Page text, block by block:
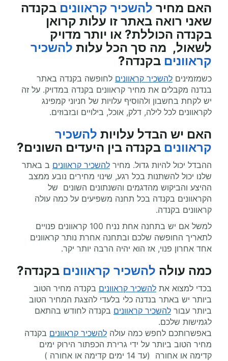
האם מחיר להשכיר קראוונים בקנדה
שאני רואה באתר זו עלות קרואן
בקנדה הכוללת? או יותר מדויק
לשאול, מה סך הכל עלות להשכיר
קראוונים בקנדה?
כשמזמינים להשכיר קראוונים לחופשה בקנדה באתר
בנדנה מקבלים את מחיר קראוונים בקנדה במדויק. על זה
יש לקחת בחשבון ולהוסיף עלויות של חניוני קמפינג
לקראוונים לכל לילה, דלק, אוכל, בילויים ובזבוזים.
האם יש הבדל עלויות להשכיר
קראוונים בקנדה בין היעדים השונים?
ההבדל יכול להיות גדול. מחיר להשכיר קראוונים ב באתר
שלנו יכול להשתנות בכל רגע, שינוי מחירים נובע ממצב
ההיצע והביקוש מהדגמים והשנתונים השונים של
הקראוונים בקנדה בכל תחנה משפיעים על כמה עולה
קראוונים בקנדה.
למשל אם יש בתחנה אחת נניח 100 קראוונים פנויים
לתאריך החופשה שלכם ובתחנה אחרת נותר קראוונים
אחד אחרון פנוי, אז הוא יהיה הרבה יותר יקר.
כמה עולה להשכיר קראוונים בקנדה?
בכדי למצוא את להשכיר קראוונים בקנדה מחיר הטוב
ביותר יש באתר בנדנה כלי בלעדי להצגת המחיר הטוב
ביותר עבור להשכיר קראוונים בקנדה לחודש בהתאם
לגמישות שלכם.
באפשרותכם לחפש כמה עולה להשכיר קראוונים בקנדה
מחיר הטוב ביותר על ידי גרירת הכפתור הירוק ימים
קדימה או אחורה (עד 14 ימים קדימה או אחורה )